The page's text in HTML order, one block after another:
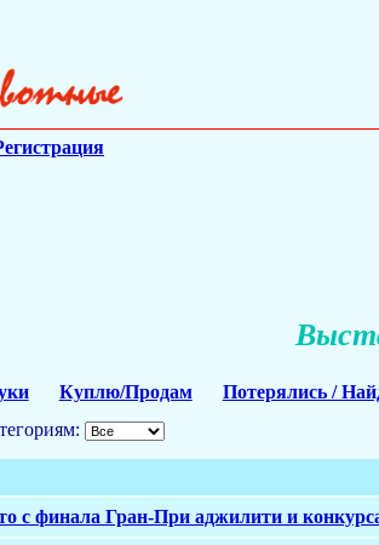
Куплю/Продам Потерялись /
с финала Гран-При аджилити и